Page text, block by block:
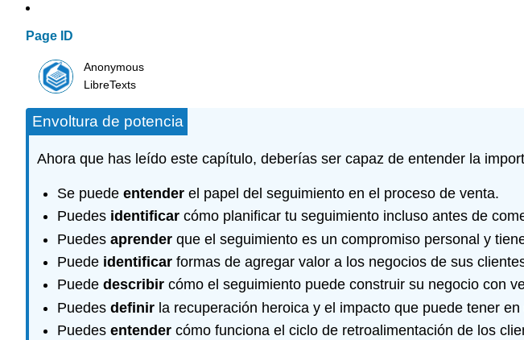
Page ID
Anonymous
LibreTexts
Envoltura de potencia
Ahora que has leído este capítulo, deberías ser capaz de entender la
Se puede entenderel papel del seguimiento en el proceso de venta.
Puedes identificarcómo planificar tu seguimiento incluso antes de
Puedes aprenderque el seguimiento es un compromiso personal y
Puede identificarformas de agregar valor a los negocios de sus
Puede describircómo el seguimiento puede construir su negocio con
Puedes definirla recuperación heroica y el impacto que puede tener
Puedes entendercómo funciona el ciclo de retroalimentación de los